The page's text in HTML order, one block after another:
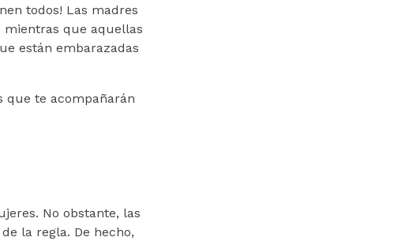
todos! Las madres
que aquellas
están embarazadas
que te acompañarán
No obstante, las
la regla. De hecho,